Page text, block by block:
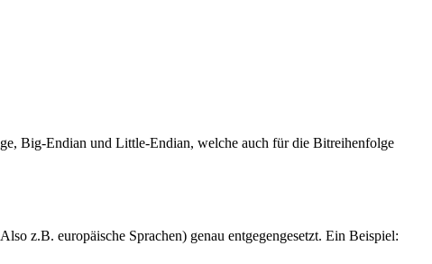
Big-Endian und Little-Endian, welche auch für die Bitreihenfolge
z.B. europäische Sprachen) genau entgegengesetzt. Ein Beispiel: